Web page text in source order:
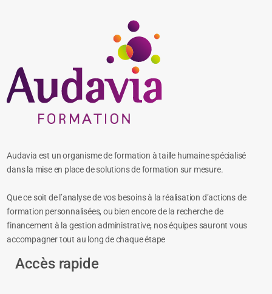
Audavia est un organisme de formation à taille humaine spécialisé
dans la mise en place de solutions de formation sur mesure.
Que ce soit de l’analyse de vos besoins à la réalisation d’actions de
formation personnalisées, ou bien encore de la recherche de
financement à la gestion administrative, nos équipes sauront vous
accompagner tout au long de chaque étape
Accès rapide